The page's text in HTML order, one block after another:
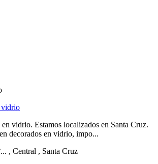
vidrio
vidrio. Estamos localizados en Santa Cruz.
decorados en vidrio, impo...
, Central , Santa Cruz